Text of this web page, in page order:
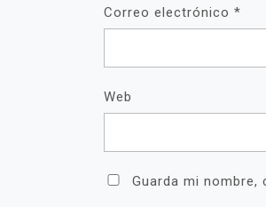
Correo electrónico *
Web
Guarda mi